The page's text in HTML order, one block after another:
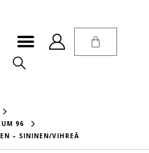
96
– SININEN/VIHREÄ